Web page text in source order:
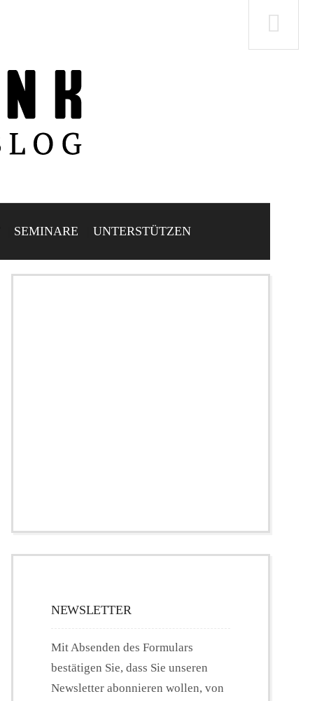
SEMINARE UNTERSTÜTZEN
NEWSLETTER
Mit Absenden des Formulars
bestätigen Sie, dass Sie unseren
Newsletter abonnieren wollen, von